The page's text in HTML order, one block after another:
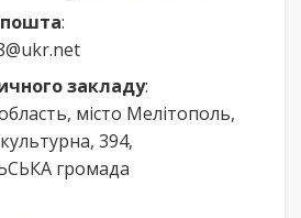
:
закладу:
місто Мелітополь,
394,
громада